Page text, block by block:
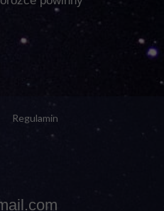
Regulamin